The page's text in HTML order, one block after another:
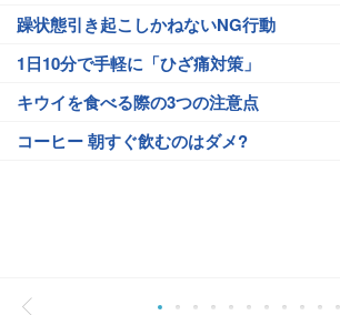
躁状態引き起こしかねないNG行動
1日10分で手軽に「ひざ痛対策」
キウイを食べる際の3つの注意点
コーヒー 朝すぐ飲むのはダメ?